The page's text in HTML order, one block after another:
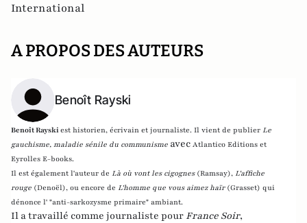
International
A PROPOS DES AUTEURS
Benoît Rayski
Benoît Rayskiest historien, écrivain et journaliste. Il vient de publier Le
gauchisme, maladie sénile du communisme avec Atlantico Editions et
Eyrolles E-books.
Il est également l'auteur de Là où vont les cigognes (Ramsay), L'affiche
rouge (Denoël), ou encore de L'homme que vous aimez haïr (Grasset) qui
dénonce l' "anti-sarkozysme primaire" ambiant.
Il a travaillé comme journaliste pour France Soir,